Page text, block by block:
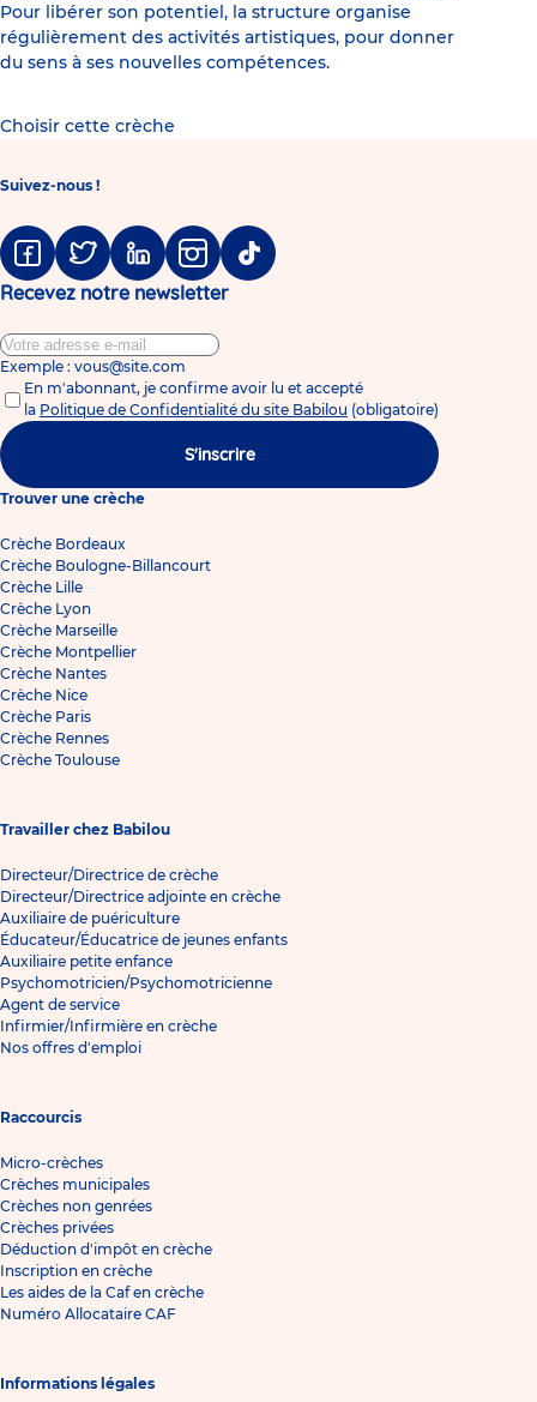
Pour libérer son potentiel, la structure organise
régulièrement des activités artistiques, pour donner
du sens à ses nouvelles compétences.
Choisir cette crèche
Suivez-nous !
FacebookTwitter LinkedinInstagramTiktok
Recevez notre newsletter
Exemple : vous@site.com
En m'abonnant, je confirme avoir lu et accepté
la Politique de Confidentialité du site Babilou (obligatoire)
S'inscrire
Trouver une crèche
Crèche Bordeaux
Crèche Boulogne-Billancourt
Crèche Lille
Crèche Lyon
Crèche Marseille
Crèche Montpellier
Crèche Nantes
Crèche Nice
Crèche Paris
Crèche Rennes
Crèche Toulouse
Travailler chez Babilou
Directeur/Directrice de crèche
Directeur/Directrice adjointe en crèche
Auxiliaire de puériculture
Éducateur/Éducatrice de jeunes enfants
Auxiliaire petite enfance
Psychomotricien/Psychomotricienne
Agent de service
Infirmier/Infirmière en crèche
Nos offres d'emploi
Raccourcis
Micro-crèches
Crèches municipales
Crèches non genrées
Crèches privées
Déduction d'impôt en crèche
Inscription en crèche
Les aides de la Caf en crèche
Numéro Allocataire CAF
Informations légales